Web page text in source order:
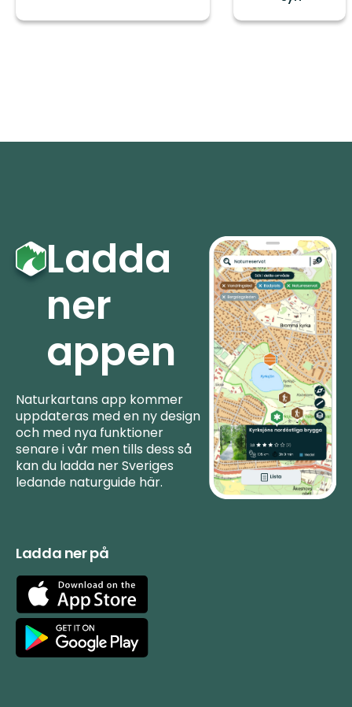
Ladda
ner
appen
Naturkartans app kommer
uppdateras med en ny design
och med nya funktioner
senare i vår men tills dess så
kan du ladda ner Sveriges
ledande naturguide här.
Ladda ner på
App
Store
Google
Play